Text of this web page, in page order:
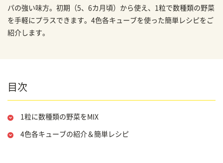
パの強い味方。初期（5、6カ月頃）から使え、1粒で数種類の野菜
を手軽にプラスできます。4色各キューブを使った簡単レシピをご
紹介します。
目次
1粒に数種類の野菜をMIX
4色各キューブの紹介＆簡単レシピ